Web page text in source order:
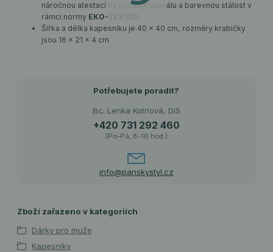
náročnou atestací na kvalitu materiálu a barevnou stálost v
rámci normy EKO-TEX100.
Šířka a délka kapesníku je 40 x 40 cm, rozměry krabičky
jsou 16 x 21 x 4 cm
Potřebujete poradit?
Bc. Lenka Kotrlová, DiS
+420 731 292 460
(Po-Pá, 8-16 hod.)
info@panskystyl.cz
Zboží zařazeno v kategoriích
Dárky pro muže
Kapesníky